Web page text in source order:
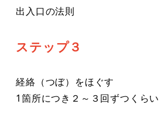
出入口の法則
ステップ３
経絡（つぼ）をほぐす
1箇所につき２～３回ずつくらい